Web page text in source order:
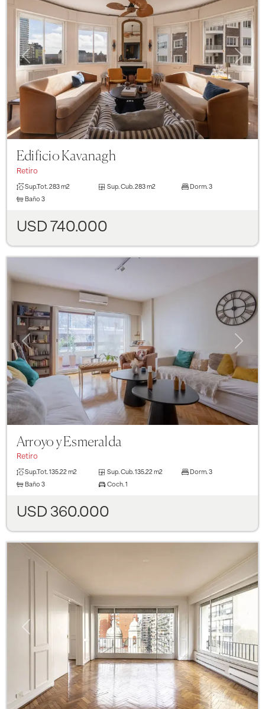
Previous Next
Edificio Kavanagh
Retiro
Sup.Tot. 283 m2 Sup. Cub. 283 m2 Dorm. 3
Baño 3
USD 740.000
Previous
Arroyo y Esmeralda
Retiro
Sup.Tot. 135.22 m2 Sup. Cub. 135.22 m2 Dorm. 3
Baño 3 Coch. 1
USD 360.000
Previous